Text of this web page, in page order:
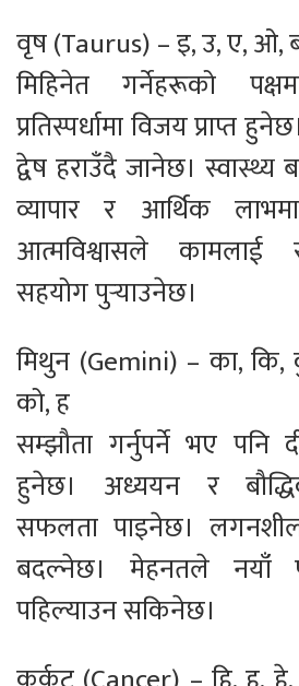
वृष (Taurus) – इ, उ, ए, ओ,
मिहिनेत गर्नेहरूको
प्रतिस्पर्धामा विजय प्राप्त
द्वेष हराउँदै जानेछ। स्वास्थ्य
व्यापार र आर्थिक
आत्मविश्वासले
सहयोग पुर्‍याउनेछ।
मिथुन (Gemini) – का,
को, ह
सम्झौता गर्नुपर्ने भए पनि
हुनेछ। अध्ययन र बौद्धिक
सफलता पाइनेछ।
बदल्नेछ। मेहनतले नयाँ
पहिल्याउन सकिनेछ।